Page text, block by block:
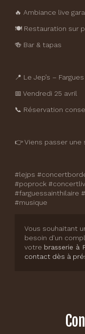
🔥 Ambiance live
🍽️ Restauration sur
🍻 Bar & tapas
📍 Le Jep’s –
📅 Vendredi 25 avril
📞 Réservation
👉 Viens passer une
#lejps
#poprock
#farguessainthilaire
#musique
Vous souhaitant
besoin d'un
votre brasserie à
contact dès à